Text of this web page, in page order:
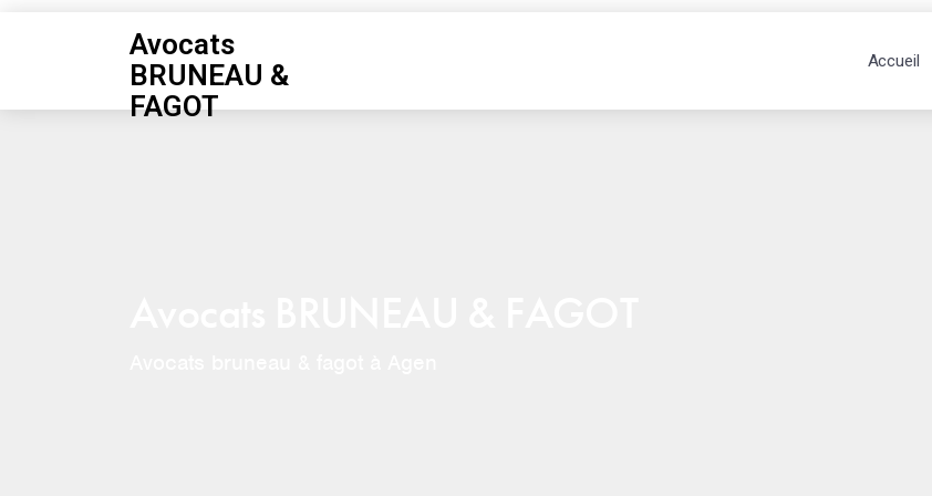
Avocats
BRUNEAU &
FAGOT
Accueil